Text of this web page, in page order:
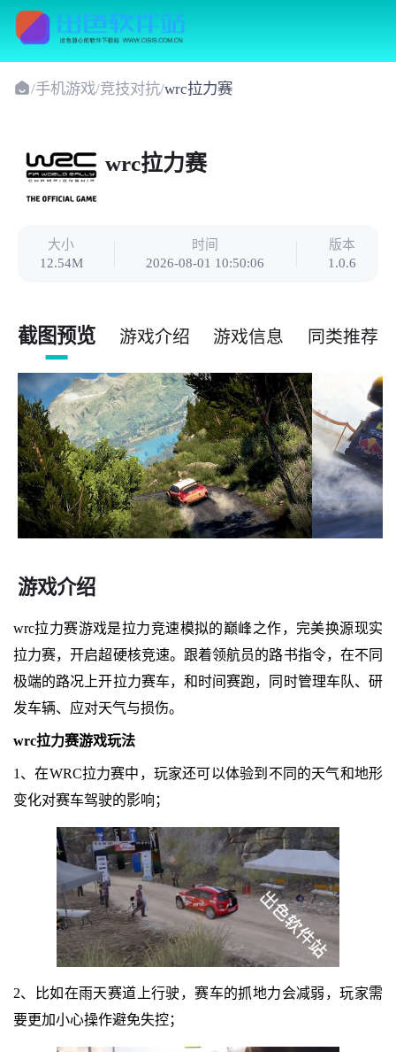
/手机游戏/竞技对抗/wrc拉力赛
wrc拉力赛
大小
12.54M
时间
2026-08-01 10:50:06
版本
1.0.6
截图预览 游戏介绍 游戏信息 同类推荐
游戏介绍
wrc拉力赛游戏是拉力竞速模拟的巅峰之作，完美换源现实
拉力赛，开启超硬核竞速。跟着领航员的路书指令，在不同
极端的路况上开拉力赛车，和时间赛跑，同时管理车队、研
发车辆、应对天气与损伤。
wrc拉力赛游戏玩法
1、在WRC拉力赛中，玩家还可以体验到不同的天气和地形
变化对赛车驾驶的影响；
2、比如在雨天赛道上行驶，赛车的抓地力会减弱，玩家需
要更加小心操作避免失控；